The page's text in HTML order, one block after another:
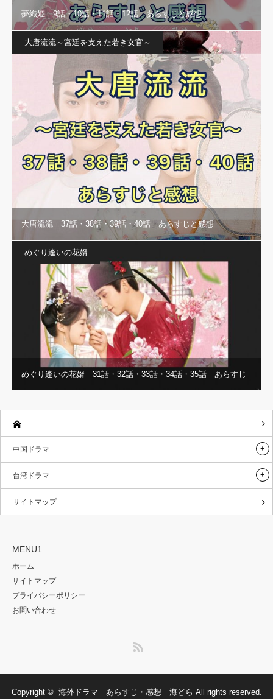
夢織姫 9話・10話・11話・12話 あらすじと感想
大唐流流～宮廷を支えた若き女官～
大唐流流 37話・38話・39話・40話 あらすじと感想
めぐり逢いの花婿
めぐり逢いの花婿 31話・32話・33話・34話・35話 あらすじ
中国ドラマ
台湾ドラマ
サイトマップ
MENU1
ホーム
サイトマップ
プライバシーポリシー
お問い合わせ
Copyright © 海外ドラマ あらすじ・感想 海どら All rights reserved.